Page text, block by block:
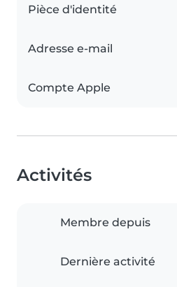
Pièce d'identité
Adresse e-mail
Compte Apple
Activités
Membre depuis
Dernière activité